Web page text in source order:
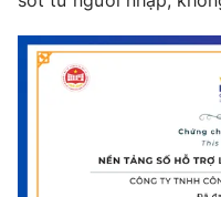
Video
VTV Money